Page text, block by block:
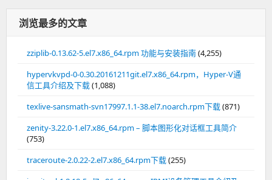
浏览最多的文章
zziplib-0.13.62-5.el7.x86_64.rpm 功能与安装指南(4,255)
hypervkvpd-0-0.30.20161211git.el7.x86_64.rpm，Hyper-V通
信工具介绍及下载(1,088)
texlive-sansmath-svn17997.1.1-38.el7.noarch.rpm下载(871)
zenity-3.22.0-1.el7.x86_64.rpm – 脚本图形化对话框工具简介
(753)
traceroute-2.0.22-2.el7.x86_64.rpm下载(255)